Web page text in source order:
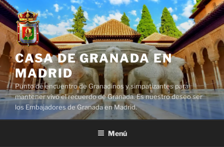
Saltar
al
contenido
CASA DE GRANADA EN
MADRID
Punto de encuentro de Granadinos y simpatizantes para
mantener vivo el recuerdo de Granada. Es nuestro deseo ser
los Embajadores de Granada en Madrid.
Menú